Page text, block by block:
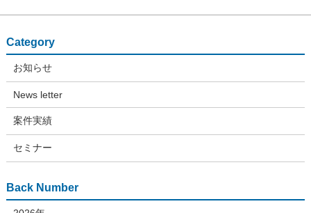
Category
お知らせ
News letter
案件実績
セミナー
Back Number